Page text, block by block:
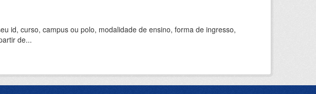
id, curso, campus ou polo, modalidade de ensino, forma de ingresso,
de...